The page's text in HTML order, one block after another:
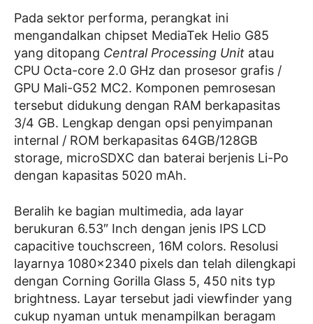
Pada sektor performa, perangkat ini
mengandalkan chipset MediaTek Helio G85
yang ditopang Central Processing Unit atau
CPU Octa-core 2.0 GHz dan prosesor grafis /
GPU Mali-G52 MC2. Komponen pemrosesan
tersebut didukung dengan RAM berkapasitas
3/4 GB. Lengkap dengan opsi penyimpanan
internal / ROM berkapasitas 64GB/128GB
storage, microSDXC dan baterai berjenis Li-Po
dengan kapasitas 5020 mAh.
Beralih ke bagian multimedia, ada layar
berukuran 6.53″ Inch dengan jenis IPS LCD
capacitive touchscreen, 16M colors. Resolusi
layarnya 1080×2340 pixels dan telah dilengkapi
dengan Corning Gorilla Glass 5, 450 nits typ
brightness. Layar tersebut jadi viewfinder yang
cukup nyaman untuk menampilkan beragam